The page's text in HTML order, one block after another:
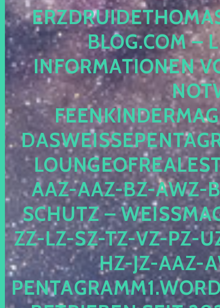
LOG.COM –
NFORMATIONEN
AZ-AAZ-BZ-AWZ-
CHUTZ –
-LZ-SZ-TZ-VZ-PZ-UZ-
-JZ-AAZ-